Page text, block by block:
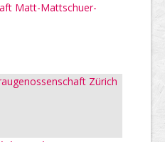
Matt-Mattschuer-
Zürich